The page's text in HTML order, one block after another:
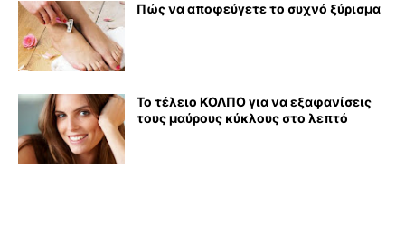
Πώς να αποφεύγετε το συχνό ξύρισμα
Το τέλειο ΚΟΛΠΟ για να εξαφανίσεις
τους μαύρους κύκλους στο λεπτό